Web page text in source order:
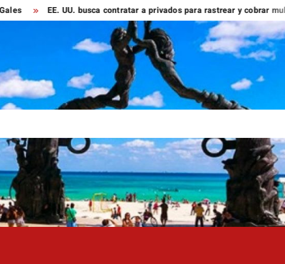
EE. UU. busca contratar a privados para rastrear y cobrar multas a